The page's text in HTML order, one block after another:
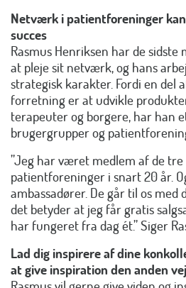
Netværk i patientforeninger
succes
Rasmus Henriksen har de
at pleje sit netværk, og hans
strategisk karakter. Fordi en del
forretning er at udvikle
terapeuter og borgere, har han
brugergrupper og
”Jeg har været medlem af de tre
patientforeninger i snart 20 år.
ambassadører. De går til os med
det betyder at jeg får gratis
har fungeret fra dag ét.” Siger
Lad dig inspirere af dine
at give inspiration den anden vej